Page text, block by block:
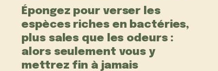
Épongez pour verser les
espèces riches en bactéries,
plus sales que les odeurs :
alors seulement vous y
mettrez fin à jamais